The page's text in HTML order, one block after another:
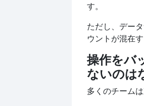
す。
ただし、デー
ウントが混在
操作をバ
ないのは
多くのチーム